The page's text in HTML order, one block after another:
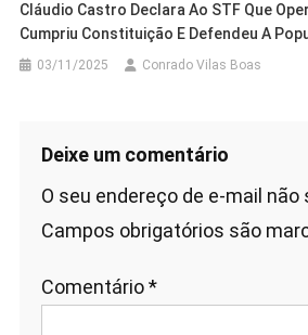
Cláudio Castro Declara Ao STF Que
Cumpriu Constituição E Defendeu A
03/11/2025 Conrado Vilas Boas
Deixe um comentário
O seu endereço de e-mail não
Campos obrigatórios são
Comentário*